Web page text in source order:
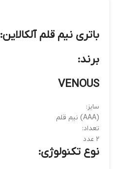
باتري نيم قلم آلکالاين:
برند:
VENOUS
سایز:
(AAA) نیم قلم
تعداد:
2 عدد
نوع تکنولوژی: